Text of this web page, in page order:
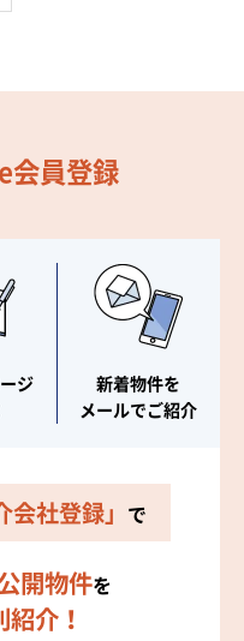
会員登録
ジ
新着物件を
メールでご紹介
会社登録」 で
開物件を
介！